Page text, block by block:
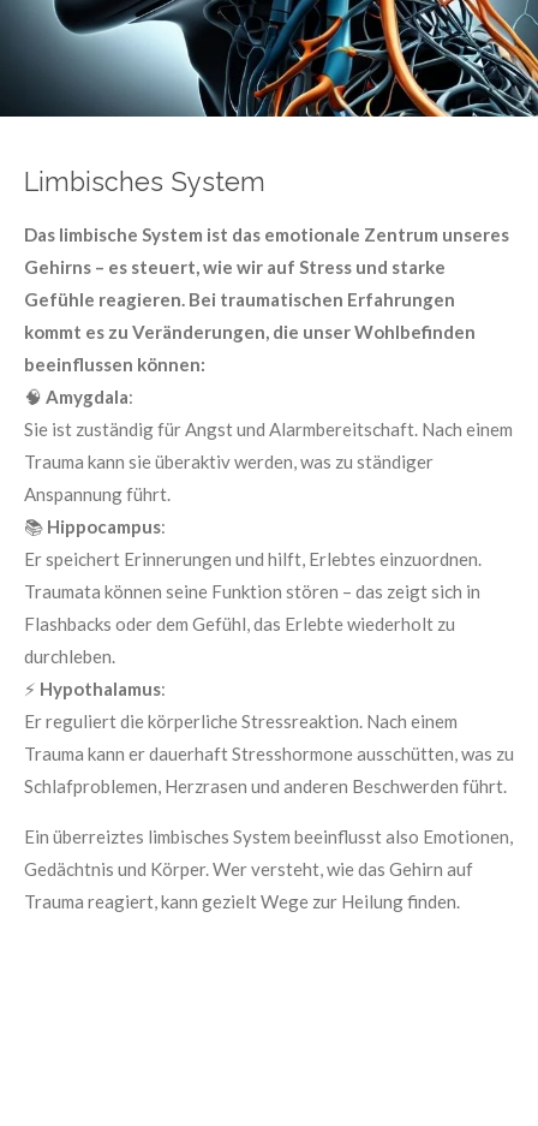
Limbisches System
Das limbische System ist das emotionale Zentrum unseres
Gehirns – es steuert, wie wir auf Stress und starke
Gefühle reagieren. Bei traumatischen Erfahrungen
kommt es zu Veränderungen, die unser Wohlbefinden
beeinflussen können:
🧠 Amygdala:
Sie ist zuständig für Angst und Alarmbereitschaft. Nach einem
Trauma kann sie überaktiv werden, was zu ständiger
Anspannung führt.
📚 Hippocampus:
Er speichert Erinnerungen und hilft, Erlebtes einzuordnen.
Traumata können seine Funktion stören – das zeigt sich in
Flashbacks oder dem Gefühl, das Erlebte wiederholt zu
durchleben.
⚡ Hypothalamus:
Er reguliert die körperliche Stressreaktion. Nach einem
Trauma kann er dauerhaft Stresshormone ausschütten, was zu
Schlafproblemen, Herzrasen und anderen Beschwerden führt.
Ein überreiztes limbisches System beeinflusst also Emotionen,
Gedächtnis und Körper. Wer versteht, wie das Gehirn auf
Trauma reagiert, kann gezielt Wege zur Heilung finden.